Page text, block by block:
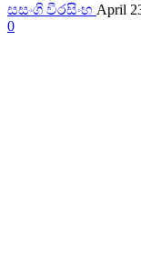
සසංගි වීරසිංහ April
0